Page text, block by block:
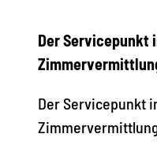
Der Servicepunkt
Der Servicepunkt